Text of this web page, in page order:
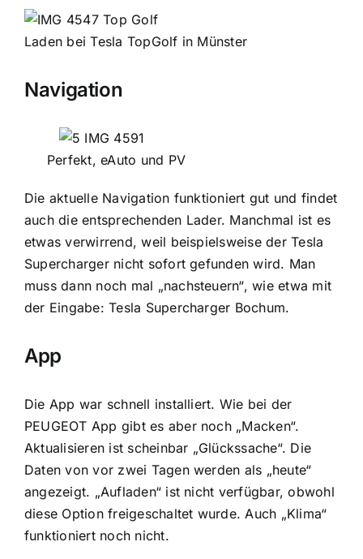
Laden bei Tesla TopGolf in Münster
Navigation
Perfekt, eAuto und PV
Die aktuelle Navigation funktioniert gut und findet
auch die entsprechenden Lader. Manchmal ist es
etwas verwirrend, weil beispielsweise der Tesla
Supercharger nicht sofort gefunden wird. Man
muss dann noch mal „nachsteuern“, wie etwa mit
der Eingabe: Tesla Supercharger Bochum.
App
Die App war schnell installiert. Wie bei der
PEUGEOT App gibt es aber noch „Macken“.
Aktualisieren ist scheinbar „Glückssache“. Die
Daten von vor zwei Tagen werden als „heute“
angezeigt. „Aufladen“ ist nicht verfügbar, obwohl
diese Option freigeschaltet wurde. Auch „Klima“
funktioniert noch nicht.